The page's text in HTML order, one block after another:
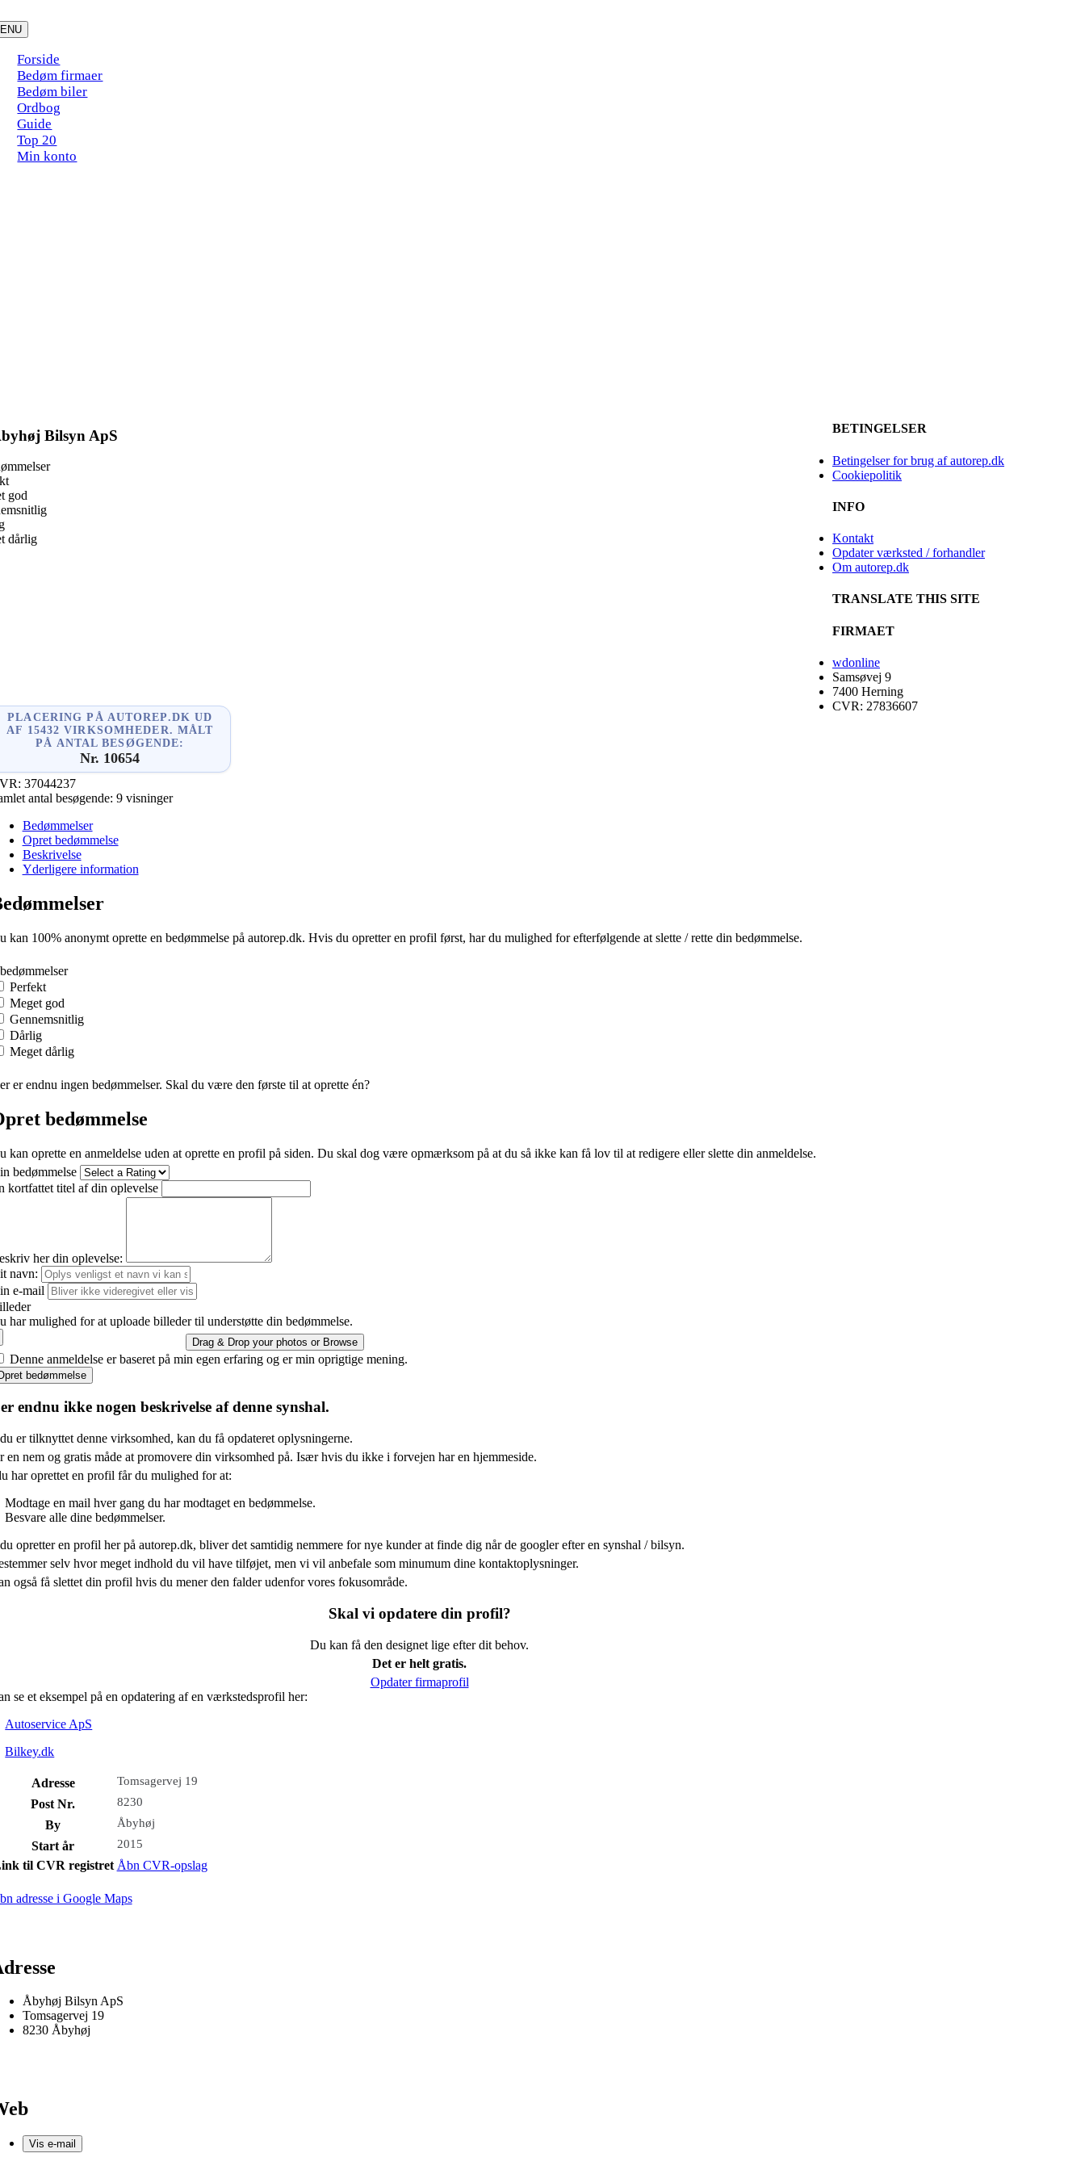
to
content
Forside
Bedøm firmaer
Bedøm biler
Ordbog
Guide
Top 20
Min konto
Bilsyn ApS
god
dårlig
PLACERING PÅ AUTOREP.DK UD
AF 15432 VIRKSOMHEDER. MÅLT
PÅ ANTAL BESØGENDE:
Nr. 10654
37044237
antal besøgende: 9 visninger
Bedømmelser
Opret bedømmelse
Beskrivelse
Yderligere information
kan 100% anonymt oprette en bedømmelse på autorep.dk. Hvis du opretter en profil først, har du mulighed for efterfølgende at slette / rette din bedømmelse.
Perfekt
Meget god
Gennemsnitlig
Dårlig
Meget dårlig
er endnu ingen bedømmelser. Skal du være den første til at oprette én?
bedømmelse
kan oprette en anmeldelse uden at oprette en profil på siden. Du skal dog være opmærksom på at du så ikke kan få lov til at redigere eller slette din anmeldelse.
bedømmelse
kortfattet titel af din oplevelse
her din oplevelse:
navn:
e-mail
har mulighed for at uploade billeder til understøtte din bedømmelse.
Drag & Drop your photos or Browse
Denne anmeldelse er baseret på min egen erfaring og er min oprigtige mening.
bedømmelse
endnu ikke nogen beskrivelse af denne synshal.
er tilknyttet denne virksomhed, kan du få opdateret oplysningerne.
en nem og gratis måde at promovere din virksomhed på. Især hvis du ikke i forvejen har en hjemmeside.
har oprettet en profil får du mulighed for at:
Modtage en mail hver gang du har modtaget en bedømmelse.
Besvare alle dine bedømmelser.
opretter en profil her på autorep.dk, bliver det samtidig nemmere for nye kunder at finde dig når de googler efter en synshal / bilsyn.
selv hvor meget indhold du vil have tilføjet, men vi vil anbefale som minumum dine kontaktoplysninger.
også få slettet din profil hvis du mener den falder udenfor vores fokusområde.
Skal vi opdatere din profil?
Du kan få den designet lige efter dit behov.
Det er helt gratis.
Opdater firmaprofil
se et eksempel på en opdatering af en værkstedsprofil her:
Autoservice ApS
Bilkey.dk
Adresse Tomsagervej 19
Post Nr. 8230
By Åbyhøj
Start år 2015
til CVR registret Åbn CVR-opslag
adresse i Google Maps
Åbyhøj Bilsyn ApS
Tomsagervej 19
8230 Åbyhøj
Vis e-mail
BETINGELSER
Betingelser for brug af autorep.dk
Cookiepolitik
INFO
Kontakt
Opdater værksted / forhandler
Om autorep.dk
TRANSLATE THIS SITE
FIRMAET
wdonline
Samsøvej 9
7400 Herning
CVR: 27836607